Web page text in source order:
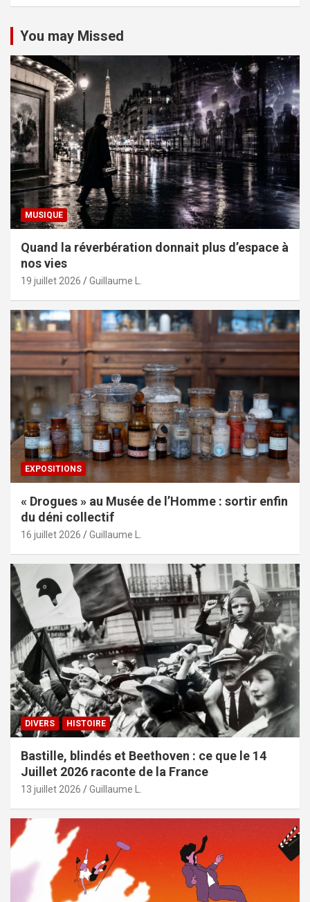
You may Missed
MUSIQUE
Quand la réverbération donnait plus d’espace à
nos vies
19 juillet 2026 Guillaume L.
EXPOSITIONS
« Drogues » au Musée de l’Homme : sortir enfin
du déni collectif
16 juillet 2026 Guillaume L.
DIVERS HISTOIRE
Bastille, blindés et Beethoven : ce que le 14
Juillet 2026 raconte de la France
13 juillet 2026 Guillaume L.